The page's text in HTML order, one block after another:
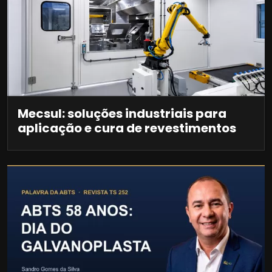
Mecsul: soluções industriais para
aplicação e cura de revestimentos